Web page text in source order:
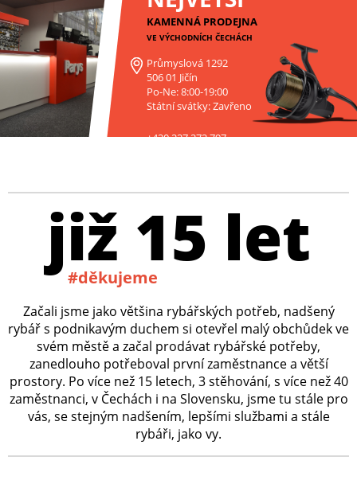
KAMENNÁ PRODEJNA
VE VÝCHODNÍCH ČECHÁCH
Průmyslová 1292
506 01 Jičín
Po-Ne: 8:00-19:00
Státní svátky: Zavřeno
+420 227 272 797
již 15 let
#děkujeme
Začali jsme jako většina rybářských potřeb, nadšený
rybář s podnikavým duchem si otevřel malý obchůdek ve
svém městě a začal prodávat rybářské potřeby,
zanedlouho potřeboval první zaměstnance a větší
prostory. Po více než 15 letech, 3 stěhování, s více než 40
zaměstnanci, v Čechách i na Slovensku, jsme tu stále pro
vás, se stejným nadšením, lepšími službami a stále
rybáři, jako vy.